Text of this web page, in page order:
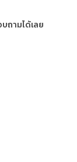
ถามได้เลย